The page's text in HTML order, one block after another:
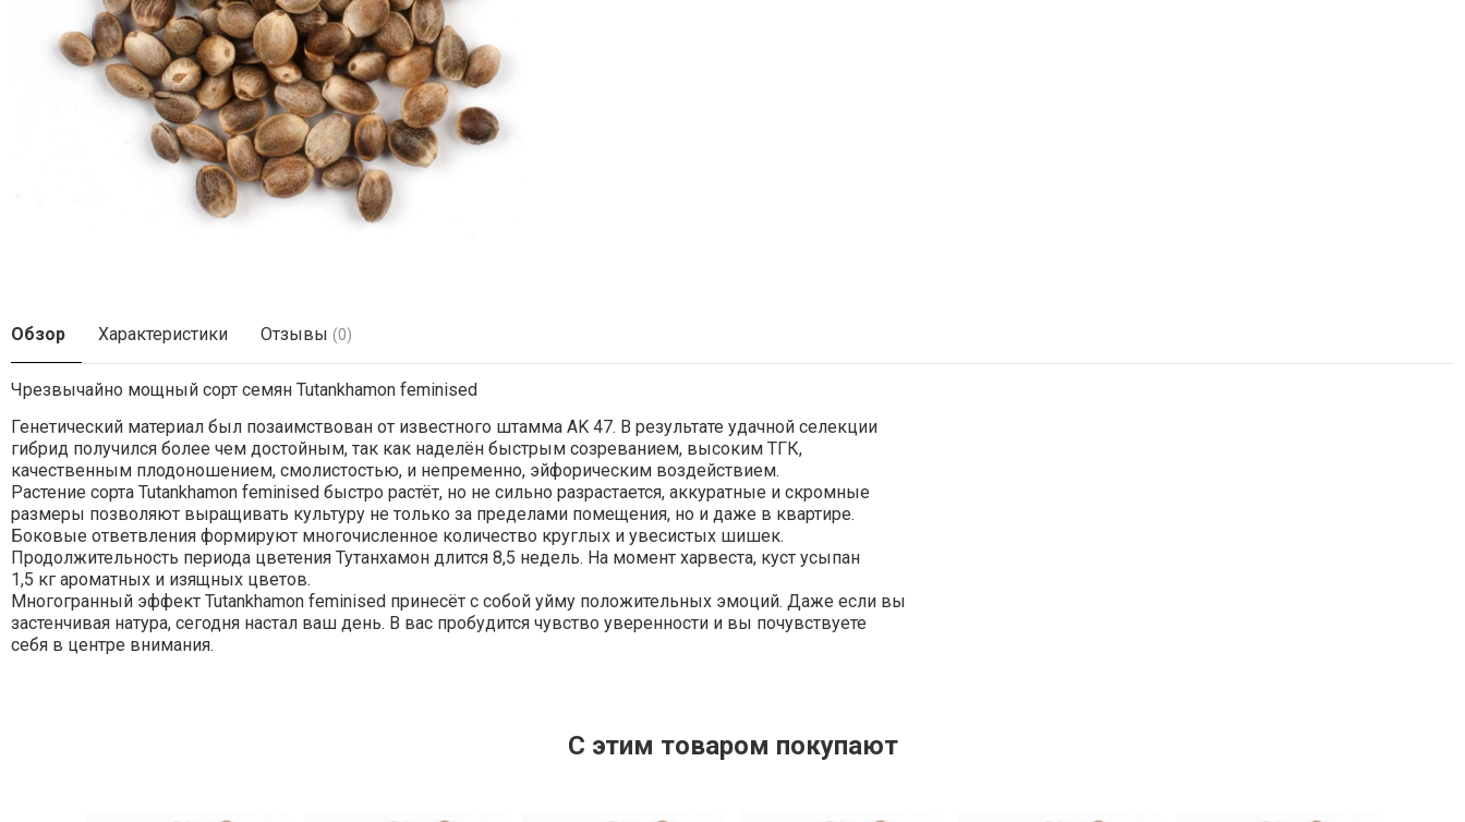
Обзор Характеристики Отзывы (0)
Чрезвычайно мощный сорт семян Tutankhamon feminised
Генетический материал был позаимствован от известного штамма AK 47. В результате удачной селекции
гибрид получился более чем достойным, так как наделён быстрым созреванием, высоким ТГК,
качественным плодоношением, смолистостью, и непременно, эйфорическим воздействием.
Растение сорта Tutankhamon feminised быстро растёт, но не сильно разрастается, аккуратные и скромные
размеры позволяют выращивать культуру не только за пределами помещения, но и даже в квартире.
Боковые ответвления формируют многочисленное количество круглых и увесистых шишек.
Продолжительность периода цветения Тутанхамон длится 8,5 недель. На момент харвеста, куст усыпан
1,5 кг ароматных и изящных цветов.
Многогранный эффект Tutankhamon feminised принесёт с собой уйму положительных эмоций. Даже если вы
застенчивая натура, сегодня настал ваш день. В вас пробудится чувство уверенности и вы почувствуете
себя в центре внимания.
C этим товаром покупают